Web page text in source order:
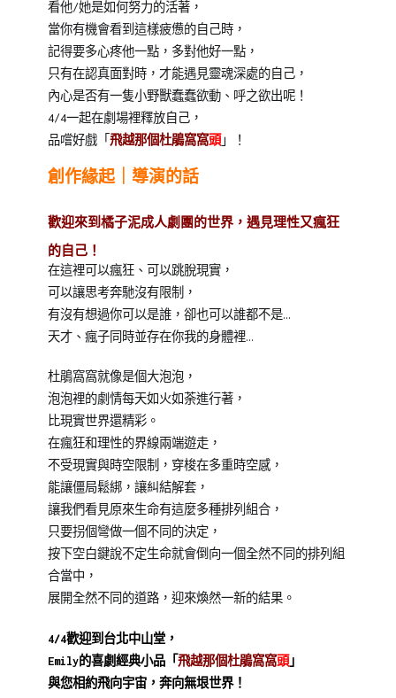
看他/她是如何努力的活著，
當你有機會看到這樣疲憊的自己時，
記得要多心疼他一點，多對他好一點，
只有在認真面對時，才能遇見靈魂深處的自己，
內心是否有一隻小野獸蠢蠢欲動、呼之欲出呢！
4/4一起在劇場裡釋放自己，
品嚐好戲「 飛越那個杜鵑窩窩頭」！
創作緣起｜導演的話
歡迎來到橘子泥成人劇團的世界，遇見理性又瘋狂
的自己！
在這裡可以瘋狂、可以跳脫現實，
可以讓思考奔馳沒有限制，
有沒有想過你可以是誰，卻也可以誰都不是…
天才、瘋子同時並存在你我的身體裡…
杜鵑窩窩就像是個大泡泡，
泡泡裡的劇情每天如火如荼進行著，
比現實世界還精彩。
在瘋狂和理性的界線兩端遊走，
不受現實與時空限制，穿梭在多重時空感，
能讓僵局鬆綁，讓糾結解套，
讓我們看見原來生命有這麼多種排列組合，
只要拐個彎做一個不同的決定，
按下空白鍵說不定生命就會倒向一個全然不同的排列組
合當中，
展開全然不同的道路，迎來煥然一新的結果。
4/4歡迎到台北中山堂，
Emily的喜劇經典小品「 飛越那個杜鵑窩窩頭」
與您相約飛向宇宙，奔向無垠世界！